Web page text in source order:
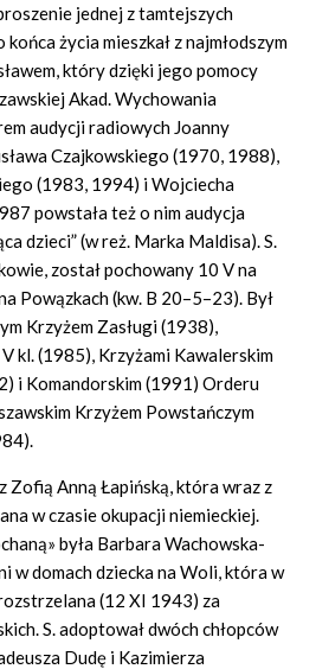
jednej z tamtejszych
życia mieszkał z najmłodszym
który dzięki jego pomocy
Akad. Wychowania
audycji radiowych Joanny
Czajkowskiego (1970, 1988),
(1983, 1994) i Wojciecha
powstała też o nim audycja
dzieci” (w reż. Marka Maldisa). S.
został pochowany 10 V na
Powązkach (kw. B 20–5–23). Był
Krzyżem Zasługi (1938),
kl. (1985), Krzyżami Kawalerskim
i Komandorskim (1991) Orderu
Krzyżem Powstańczym
Zofią Anną Łapińską, która wraz z
w czasie okupacji niemieckiej.
była Barbara Wachowska-
w domach dziecka na Woli, która w
(12 XI 1943) za
S. adoptował dwóch chłopców
Dudę i Kazimierza